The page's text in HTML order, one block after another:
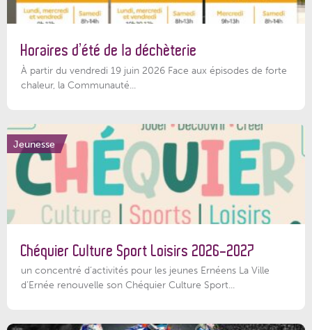
Horaires d’été de la déchèterie
À partir du vendredi 19 juin 2026 Face aux épisodes de forte
chaleur, la Communauté...
Jeunesse
Chéquier Culture Sport Loisirs 2026-2027
un concentré d’activités pour les jeunes Ernéens La Ville
d’Ernée renouvelle son Chéquier Culture Sport...